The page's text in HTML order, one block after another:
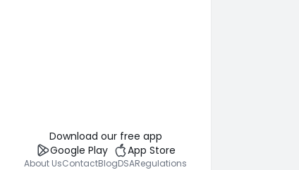
Download our free app
Google Play
App Store
About UsContactBlogDSARegulations